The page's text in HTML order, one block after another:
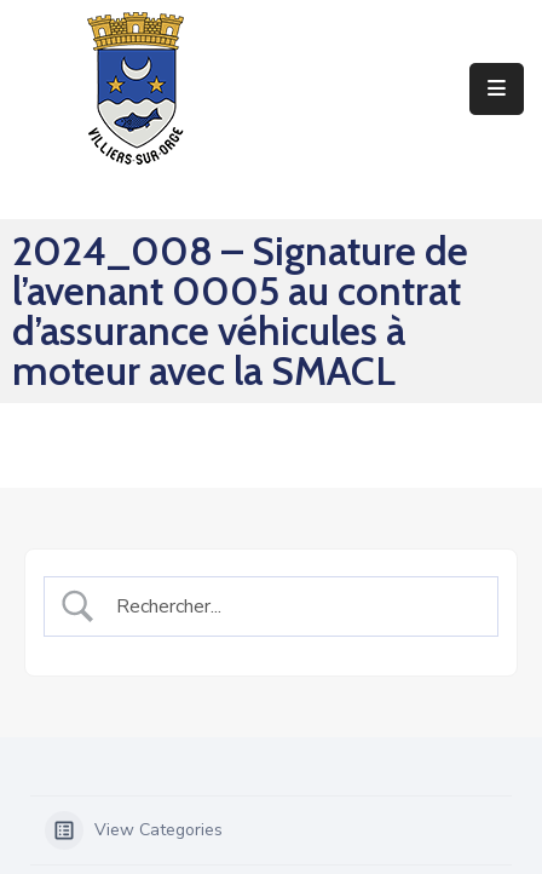
Mes
Sorties
Démarches
2024_008 – Signature de
l’avenant 0005 au contrat
d’assurance véhicules à
moteur avec la SMACL
View Categories